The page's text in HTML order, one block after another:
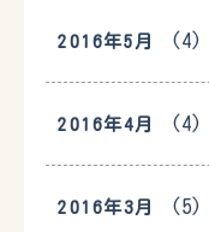
2016年5月 (4)
2016年4月 (4)
2016年3月 (5)